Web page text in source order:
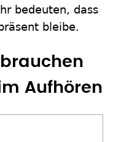
bedeuten, dass
bleibe.
Aufhören